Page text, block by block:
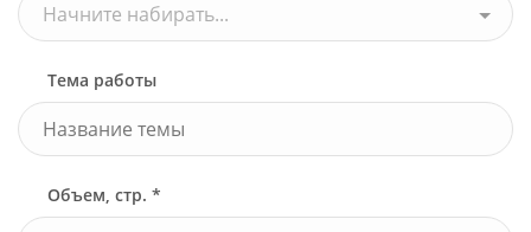
Начните набирать...
Тема работы
Объем, стр. *